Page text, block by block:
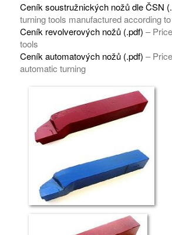
Ceník soustružnických nožů dle ČSN
turning tools manufactured according
Ceník revolverových nožů (.pdf) –
tools
Ceník automatových nožů (.pdf) –
automatic turning